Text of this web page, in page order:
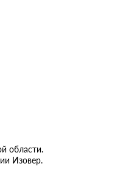
области.
Изовер.